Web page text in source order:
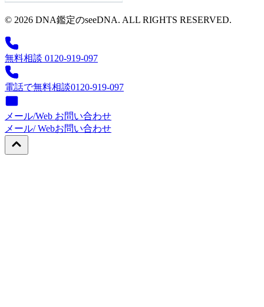
© 2026 DNA鑑定のseeDNA. ALL RIGHTS RESERVED.
無料相談 0120-919-097
電話で無料相談0120-919-097
メール/Web お問い合わせ
メール/ Webお問い合わせ